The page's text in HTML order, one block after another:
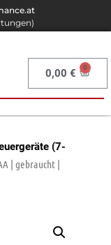
0,00€
(7-
| gebraucht |